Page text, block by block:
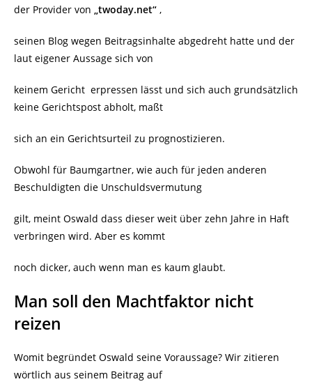
der Provider von „twoday.net“ ,
seinen Blog wegen Beitragsinhalte abgedreht hatte und der
laut eigener Aussage sich von
keinem Gericht erpressen lässt und sich auch grundsätzlich
keine Gerichtspost abholt, maßt
sich an ein Gerichtsurteil zu prognostizieren.
Obwohl für Baumgartner, wie auch für jeden anderen
Beschuldigten die Unschuldsvermutung
gilt, meint Oswald dass dieser weit über zehn Jahre in Haft
verbringen wird. Aber es kommt
noch dicker, auch wenn man es kaum glaubt.
Man soll den Machtfaktor nicht
reizen
Womit begründet Oswald seine Voraussage? Wir zitieren
wörtlich aus seinem Beitrag auf